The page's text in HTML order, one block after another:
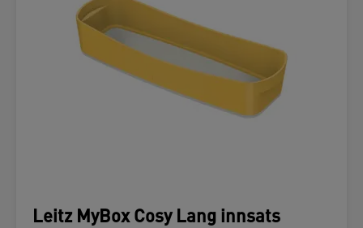
Leitz MyBox Cosy Lang innsats